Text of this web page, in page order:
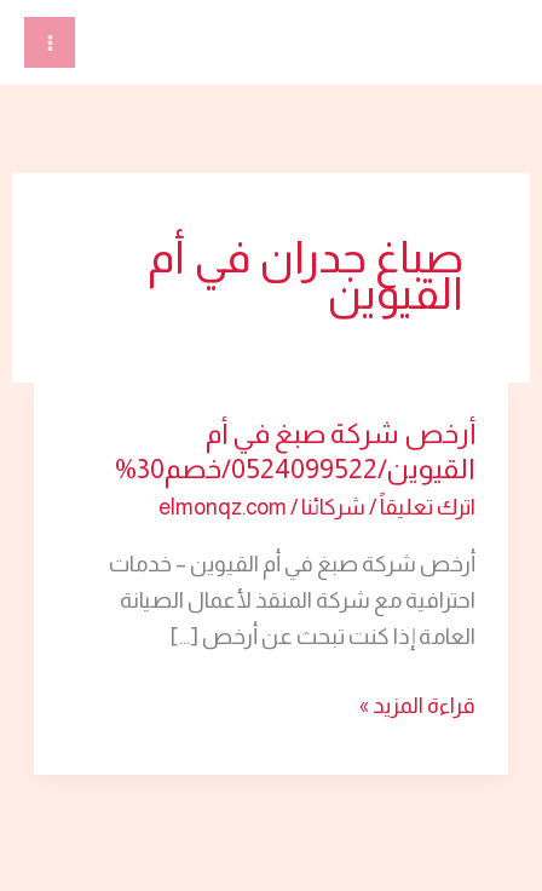
المحتوى
صباغ جدران في أم
القيوين
أرخص شركة صبغ في أم
القيوين/0524099522/خصم30%
اترك تعليقاً /شركائنا/
elmonqz.com
أرخص شركة صبغ في أم القيوين – خدمات
احترافية مع شركة المنقذ لأعمال الصيانة
العامة إذا كنت تبحث عن أرخص […]
أرخص
شركة
صبغ
أم
القيوين/0524099522/
خصم30%
قراءة المزيد »